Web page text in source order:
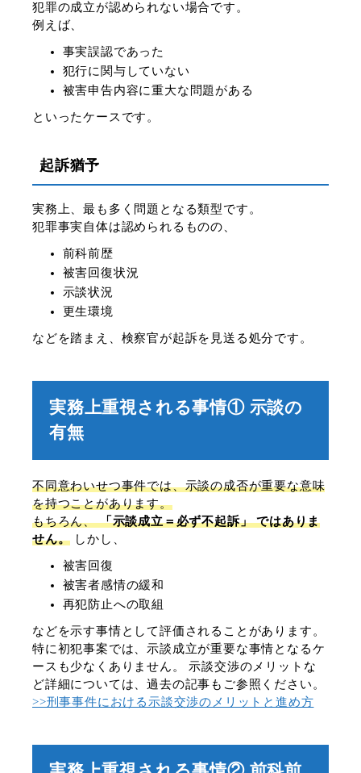
犯罪の成立が認められない場合です。
例えば、
事実誤認であった
犯行に関与していない
被害申告内容に重大な問題がある
といったケースです。
起訴猶予
実務上、最も多く問題となる類型です。
犯罪事実自体は認められるものの、
前科前歴
被害回復状況
示談状況
更生環境
などを踏まえ、検察官が起訴を見送る処分です。
実務上重視される事情① 示談の
有無
不同意わいせつ事件では、示談の成否が重要な意味
を持つことがあります。
もちろん、「示談成立＝必ず不起訴」 ではありま
せん。 しかし、
被害回復
被害者感情の緩和
再犯防止への取組
などを示す事情として評価されることがあります。
特に初犯事案では、示談成立が重要な事情となるケ
ースも少なくありません。 示談交渉のメリットな
ど詳細については、過去の記事もご参照ください。
>>刑事事件における示談交渉のメリットと進め方